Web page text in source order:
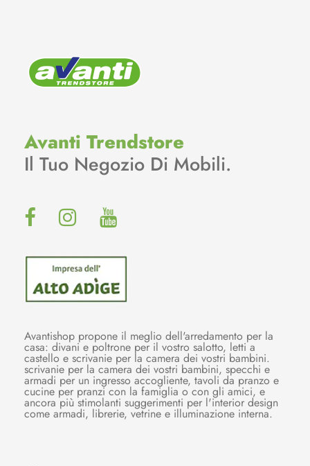
Avanti Trendstore
Il Tuo Negozio Di Mobili.
Avantishop propone il meglio dell'arredamento per la
casa: divani e poltrone per il vostro salotto, letti a
castello e scrivanie per la camera dei vostri bambini.
scrivanie per la camera dei vostri bambini, specchi e
armadi per un ingresso accogliente, tavoli da pranzo e
cucine per pranzi con la famiglia o con gli amici, e
ancora più stimolanti suggerimenti per l'interior design
come armadi, librerie, vetrine e illuminazione interna.